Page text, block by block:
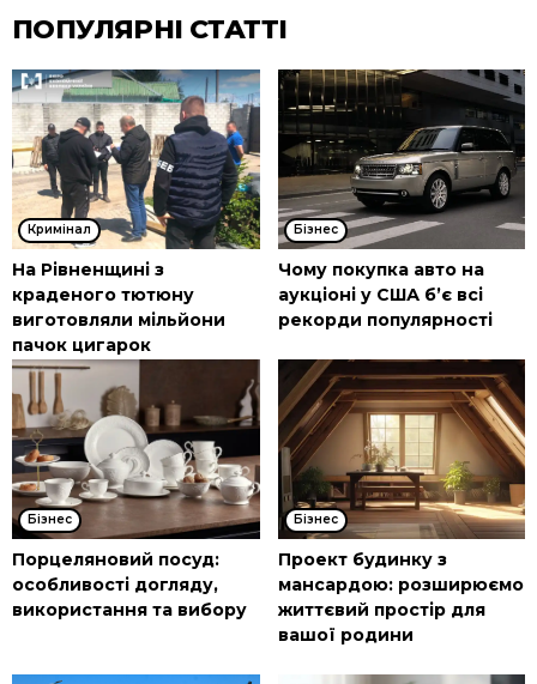
ПОПУЛЯРНІ СТАТТІ
Кримінал
На Рівненщині з
краденого тютюну
виготовляли мільйони
пачок цигарок
Бізнес
Чому покупка авто на
аукціоні у США б’є всі
рекорди популярності
Бізнес
Порцеляновий посуд:
особливості догляду,
використання та вибору
Бізнес
Проект будинку з
мансардою: розширюємо
життєвий простір для
вашої родини